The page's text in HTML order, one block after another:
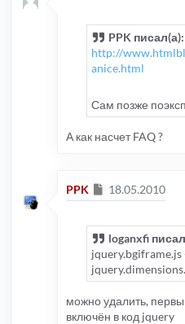
PPK писал(а):
http://
anice.html
Сам позже
А как насчет FAQ ?
PPK Сообщение
18.05.2010
loganxfi
jquery.bgiframe.js
можно удалить,
включён в код jquery